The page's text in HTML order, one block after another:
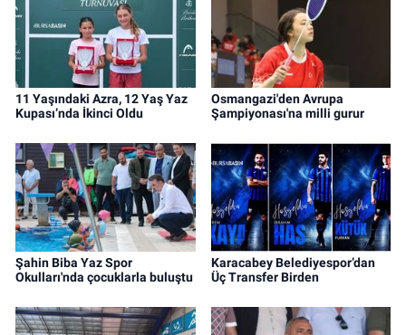
11 Yaşındaki Azra, 12 Yaş Yaz
Kupası’nda İkinci Oldu
Osmangazi'den Avrupa
Şampiyonası'na milli gurur
Şahin Biba Yaz Spor
Okulları'nda çocuklarla buluştu
Karacabey Belediyespor’dan
Üç Transfer Birden